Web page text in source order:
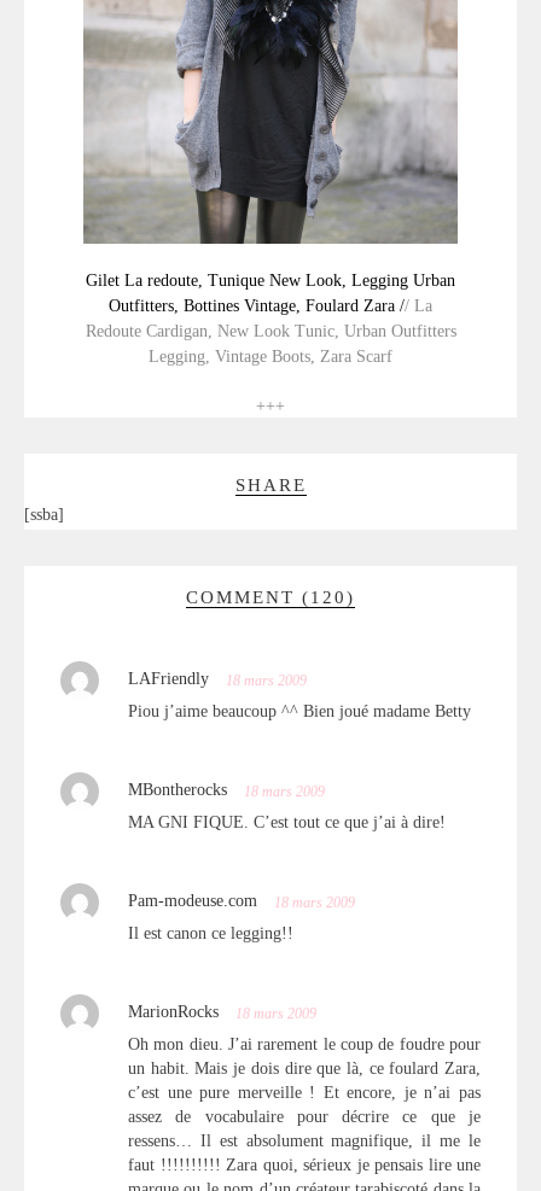
Gilet La redoute, Tunique New Look, Legging Urban
Outfitters, Bottines Vintage, Foulard Zara // La
Redoute Cardigan, New Look Tunic, Urban Outfitters
Legging, Vintage Boots, Zara Scarf
+++
SHARE
[ssba]
COMMENT (120)
LAFriendly 18 mars 2009
Piou j’aime beaucoup ^^ Bien joué madame Betty
MBontherocks 18 mars 2009
MA GNI FIQUE. C’est tout ce que j’ai à dire!
Pam-modeuse.com 18 mars 2009
Il est canon ce legging!!
MarionRocks 18 mars 2009
Oh mon dieu. J’ai rarement le coup de foudre pour
un habit. Mais je dois dire que là, ce foulard Zara,
c’est une pure merveille ! Et encore, je n’ai pas
assez de vocabulaire pour décrire ce que je
ressens… Il est absolument magnifique, il me le
faut !!!!!!!!!! Zara quoi, sérieux je pensais lire une